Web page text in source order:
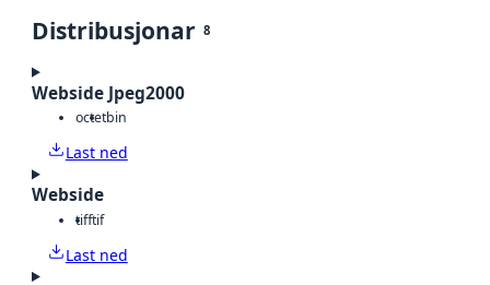
Distribusjonar 8
Webside Jpeg2000
octetbin
Last ned
Webside
tifftif
Last ned